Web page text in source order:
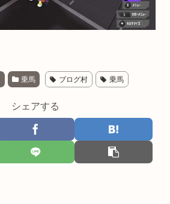
乗馬 ブログ村 乗馬
シェアする